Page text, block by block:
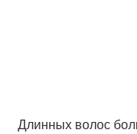
Длинных волос